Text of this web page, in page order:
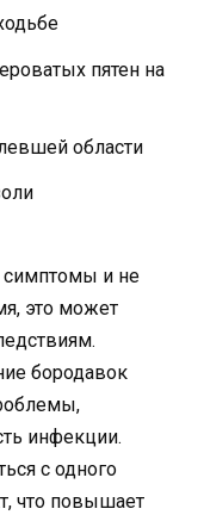
пятен на
области
симптомы и не
это может
бородавок
инфекции.
с одного
что повышает